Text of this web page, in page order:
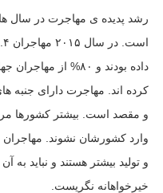
رشد پدیده ی مهاجرت در سال
داده بودند و ۸۰%
کرده اند. مهاجرت دارای جنبه
و مقصد است. بیشتر کشورها
وارد کشورشان نشوند.
و تولید بیشتر هستند و نباید به
خیرخواهانه نگریست.